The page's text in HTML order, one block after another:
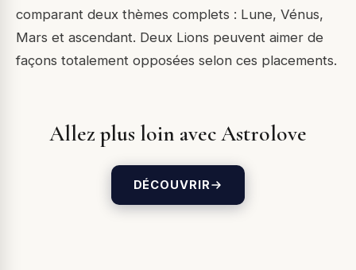
comparant deux thèmes complets : Lune, Vénus,
Mars et ascendant. Deux Lions peuvent aimer de
façons totalement opposées selon ces placements.
Allez plus loin avec Astrolove
DÉCOUVRIR